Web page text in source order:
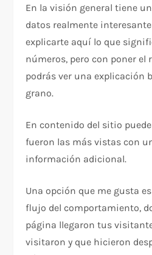
En la visión general tiene
datos realmente
explicarte aquí lo que
números, pero con poner el
podrás ver una explicación
grano.
En contenido del sitio
fueron las más vistas con
información adicional.
Una opción que me gusta
flujo del comportamiento,
página llegaron tus
visitaron y que hicieron